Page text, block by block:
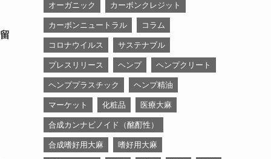
オーガニック カーボンクレジット
カーボンニュートラル コラム
コロナウイルス サステナブル
プレスリリース ヘンプ ヘンプクリート
ヘンププラスチック ヘンプ精油
マーケット 化粧品 医療大麻
合成カンナビノイド（酩酊性）
合成嗜好用大麻 嗜好用大麻